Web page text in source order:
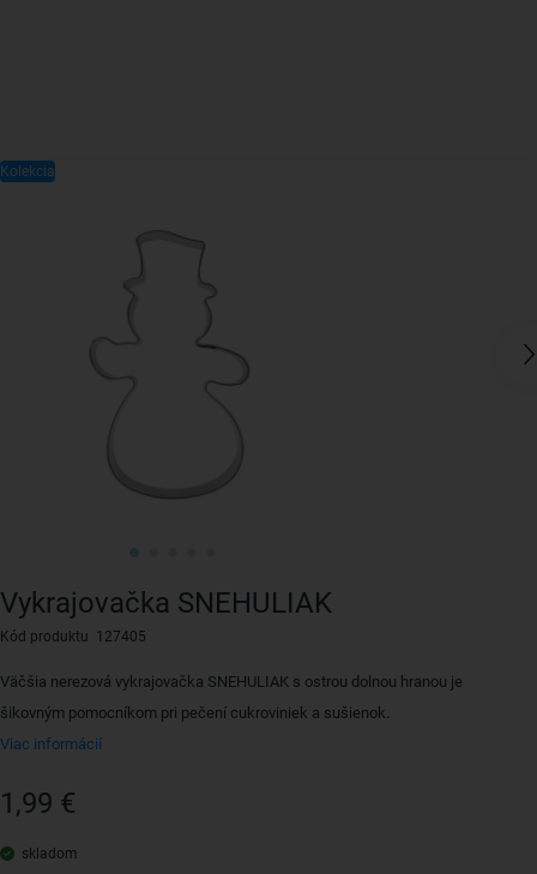
Vykrajovačka SNEHULIAK
Kód produktu 127405
Väčšia nerezová vykrajovačka SNEHULIAK s ostrou dolnou hranou je
šikovným pomocníkom pri pečení cukroviniek a sušienok.
Viac informácií
1,99 €
skladom
Kolekcia